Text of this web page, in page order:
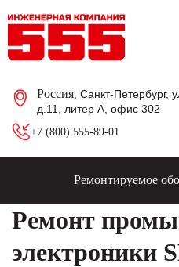
Россия , Санкт-Петербург,
д.11, литер А, офис 302
+7 (800) 555-89-01
Ремонтируемое
Ремонт
электроники